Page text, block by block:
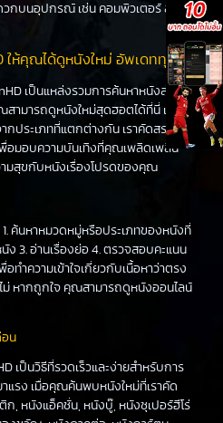
กบนอุปกรณ์ เช่น คอมพิวเตอร์ สมา
ห้คุณได้ดูหนังใหม่ อัพเดททุกวัน
เป็นแหล่งรวมการค้นหาหนังล่าสุด
ณสามารถดูหนังใหม่สุดฮอตได้ที่นี่ เช่น
กประเภทที่แตกต่างกัน เราคัดสรร
พื่อมอบความบันเทิงที่คุณเพลิดเพลิน
มสุขกับหนังเรื่องโปรดของคุณ
ค้นหาหมวดหมู่หรือประเภทของหนังที่
3. อ่านเรื่องย่อ 4. ตรวจสอบคะแนน
ทำความเข้าใจเกี่ยวกับเนื้อหาว่าตรง
หากถูกใจ คุณสามารถดูหนังออนไลน์
อน
เป็นวิธีที่รวดเร็วและง่ายสำหรับการ
แรง เมื่อคุณค้นพบหนังใหม่ที่เราคัด
ก, หนังแอ็คชั่น, หนังบู๊, หนังซุเปอร์ฮีโร่